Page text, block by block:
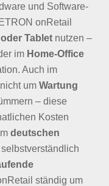
und Software-
onRetail
Tablet nutzen –
im Home-Office
Auch im
um Wartung
– diese
Kosten
deutschen
ständig um